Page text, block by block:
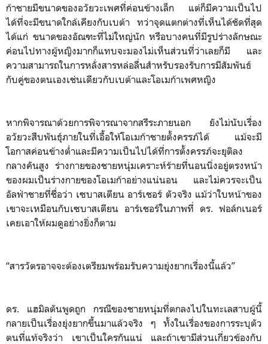
ก้าชายมีขนาดของอวัยวะเพศที่ค่อนข้างเล็ก แต่ก็มีความเป็นไป
ได้ที่จะมีขนาดใกล้เคียงกับเบต้า ทว่าจุดแตกต่างที่เห็นได้ชัดที่สุด
ได้แก่ ขนาดของอัณฑะที่ไม่ใหญ่นัก หรือบางคนที่มีรูปร่างลักษณะ
ค่อนไปทางผู้หญิงมากก็แทบจะมองไม่เห็นส่วนที่ว่าเลยก็มี และ
ความสามารถในการหลั่งสารหล่อลื่นสำหรับรองรับการมีสัมพันธ์
กับคู่ของตนเองเช่นเดียวกับเบต้าและโอเมก้าเพศหญิง
หากพิจารณาด้วยการพิจารณาจากสรีระภายนอก ยังไม่นับเรื่อง
อวัยวะสืบพันธุ์ภายในที่เอื้อให้โอเมก้าชายตั้งครรภ์ได้ แม้จะมี
โอกาสค่อนข้างต่ำและมีความเป็นไปได้ที่การตั้งครรภ์จะยุติลง
กลางคันสูง ร่างกายของชายหนุ่มเคราะห์ร้ายที่นอนนิ่งอยู่ตรงหน้า
ของผมเป็นร่างกายของโอเมก้าอย่างแน่นอน และไม่ควรจะเป็น
อัลฟ่าชายที่ชื่อว่า เซบาสเตียน อาร์เชอร์ ตัวจริง แม้ว่าใบหน้าของ
เขาจะเหมือนกับเซบาสเตียน อาร์เชอร์ในภาพที่ ดร. ฟอล์กเนอร์
เคยเอาให้ผมดูอย่างยิ่งก็ตาม
“สารวัตรอาจจะต้องเตรียมพร้อมรับความยุ่งยากเรื่องนี้แล้ว”
ดร. แฮมิลตันพูดถูก กรณีของชายหนุ่มที่ตกลงไปในทะเลสาบผู้นี้
กลายเป็นเรื่องยุ่งยากขึ้นมาแล้วจริง ๆ ทั้งในเรื่องของการระบุตัว
ตนที่แท้จริงว่า เขาเป็นใครกันแน่ และถ้าเขามีส่วนเกี่ยวข้องกับ